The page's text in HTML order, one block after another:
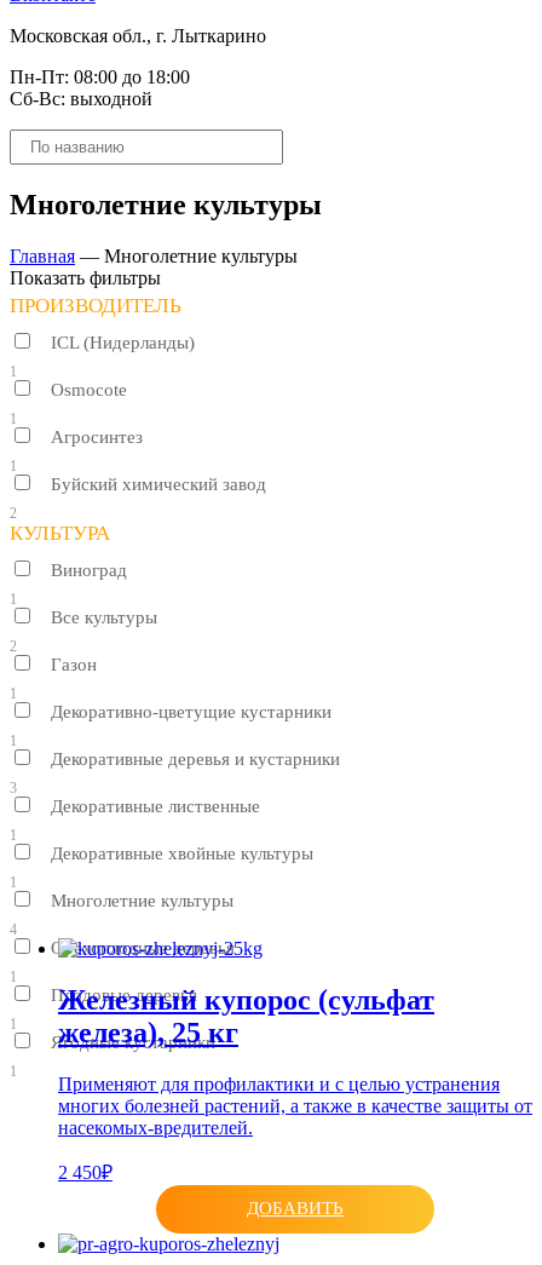
Московская обл., г. Лыткарино
Пн-Пт: 08:00 до 18:00
Сб-Вс: выходной
Поиск
товаров
Многолетние культуры
Главная — Многолетние культуры
Показать фильтры
ПРОИЗВОДИТЕЛЬ
ICL (Нидерланды)
1
Osmocote
1
Агросинтез
1
Буйский химический завод
2
КУЛЬТУРА
Виноград
1
Все культуры
2
Газон
1
Декоративно-цветущие кустарники
1
Декоративные деревья и кустарники
3
Декоративные лиственные
1
Декоративные хвойные культуры
1
Многолетние культуры
4
Орехоплодные деревья
1
Плодовые деревья
1
Ягодные кустарники
1
Железный купорос (сульфат
железа), 25 кг
Применяют для профилактики и с целью устранения
многих болезней растений, а также в качестве защиты от
насекомых-вредителей.
2 450₽
ДОБАВИТЬ